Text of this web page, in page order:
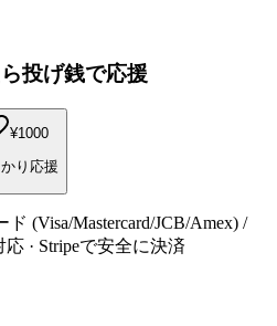
投げ銭で応援
¥1000
り応援
ド (Visa/Mastercard/JCB/Amex) /
応 · Stripeで安全に決済